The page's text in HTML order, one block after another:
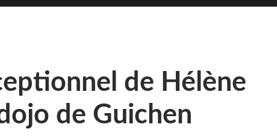
de Hélène
de Guichen